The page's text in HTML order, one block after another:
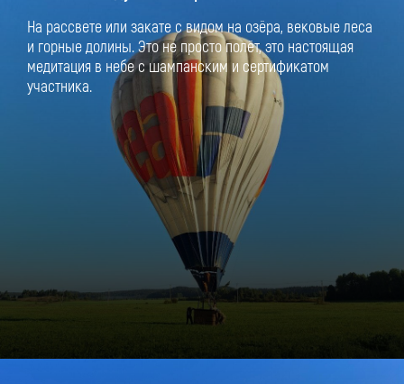
На рассвете или закате с видом на озёра, вековые леса
и горные долины. Это не просто полёт, это настоящая
медитация в небе с шампанским и сертификатом
участника.